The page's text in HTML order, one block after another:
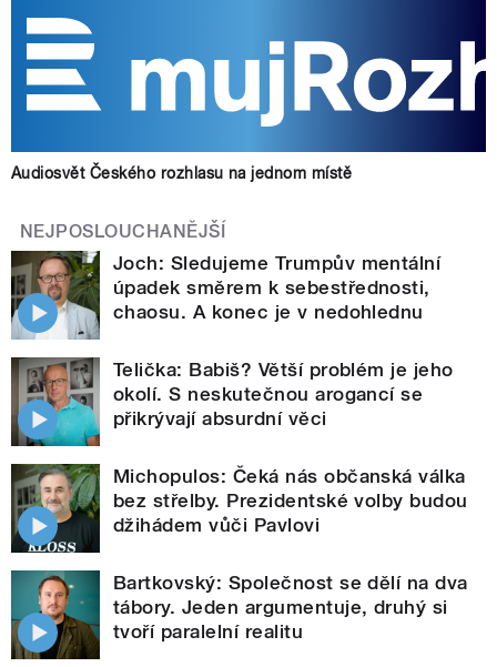
Audiosvět Českého rozhlasu na jednom místě
NEJPOSLOUCHANĚJŠÍ
Joch: Sledujeme Trumpův mentální
úpadek směrem k sebestřednosti,
chaosu. A konec je v nedohlednu
Telička: Babiš? Větší problém je jeho
okolí. S neskutečnou arogancí se
přikrývají absurdní věci
Michopulos: Čeká nás občanská válka
bez střelby. Prezidentské volby budou
džihádem vůči Pavlovi
Bartkovský: Společnost se dělí na dva
tábory. Jeden argumentuje, druhý si
tvoří paralelní realitu